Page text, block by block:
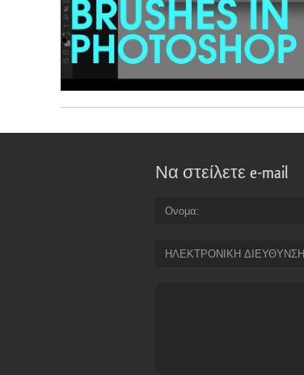
Να στείλετε e-mail
Ονομα
ΗΛΕΚΤΡΟΝΙΚΗ ΔΙΕΥΘΥΝΣΗ